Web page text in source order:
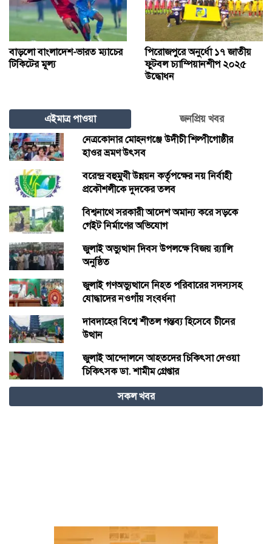
বাড়লো বাংলাদেশ-ভারত ম্যাচের
টিকিটের মূল্য
পিরোজপুরে অনুর্ধো ১৭ জাতীয়
ফুটবল চ্যাম্পিয়ানশীপ ২০২৫
উদ্ধোধন
এইমাত্র পাওয়া
জনপ্রিয় খবর
নেত্রকোনার মোহনগঞ্জে উদীচী শিল্পীগোষ্ঠীর
হাওর ভ্রমণ উৎসব
বরেন্দ্র বহুমুখী উন্নয়ন কর্তৃপক্ষের নয় নির্বাহী
প্রকৌশলীকে দুদকের তলব
বিশ্বনাথে সরকারী আদেশ অমান্য করে সড়কে
গেইট নির্মাণের অভিযোগ
জুলাই অভ্যুত্থান দিবস উপলক্ষে বিজয় র‍্যালি
অনুষ্ঠিত
জুলাই গণঅভ্যুত্থানে নিহত পরিবারের সদস্যসহ
যোদ্ধাদের নওগাঁয় সংবর্ধনা
দাবদাহের বিশ্বে শীতল গন্তব্য হিসেবে চীনের
উত্থান
জুলাই আন্দোলনে আহতদের চিকিৎসা দেওয়া
চিকিৎসক ডা. শামীম গ্রেপ্তার
বিজ্ঞান – উদ্ভাবন ও কৃত্রিম বুদ্ধিমত্তায় ভবিষ্যতের
চীন
চিতলমারী থানা প্রেসক্লাবের কমিটি ঘোষণা :
সভাপতি শহিদুল হক টিপু, সিনি: সহ সভাপতি
সকল খবর